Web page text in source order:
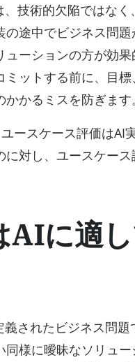
技術的欠陥ではな
途中でビジネス問
ーションの方が効
ットする前に、目
かるミスを防ぎます。
ースケース評価はAI
対し、ユースケー
AIに適
されたビジネス問
様に曖昧なソリュ